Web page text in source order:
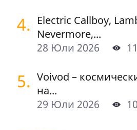
4. Electric Callboy,
Nevermore,...
28 Юли 2026
5. Voivod –
на...
29 Юли 2026